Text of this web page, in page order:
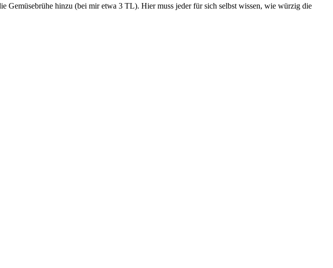
Gemüsebrühe hinzu (bei mir etwa 3 TL). Hier muss jeder für sich selbst wissen, wie würzig die